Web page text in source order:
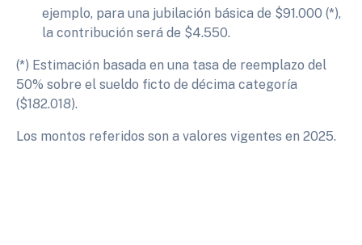
ejemplo, para una jubilación básica de $91.000 (*),
la contribución será de $4.550.
(*) Estimación basada en una tasa de reemplazo del
50% sobre el sueldo ficto de décima categoría
($182.018).
Los montos referidos son a valores vigentes en 2025.